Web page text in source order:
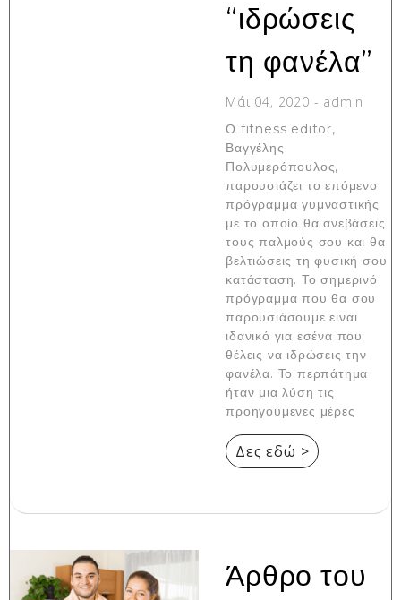
“ιδρώσεις
τη φανέλα”
Μάι 04, 2020 - admin
Ο fitness editor,
Βαγγέλης
Πολυμερόπουλος,
παρουσιάζει το επόμενο
πρόγραμμα γυμναστικής
με το οποίο θα ανεβάσεις
τους παλμούς σου και θα
βελτιώσεις τη φυσική σου
κατάσταση. Το σημερινό
πρόγραμμα που θα σου
παρουσιάσουμε είναι
ιδανικό για εσένα που
θέλεις να ιδρώσεις την
φανέλα. Το περπάτημα
ήταν μια λύση τις
προηγούμενες μέρες
Δες εδώ >
Άρθρο του